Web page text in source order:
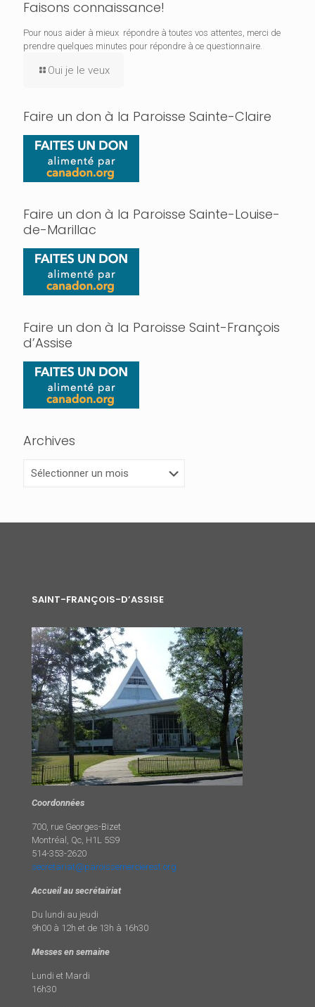
Faisons connaissance!
Pour nous aider à mieux répondre à toutes vos attentes, merci de
prendre quelques minutes pour répondre à ce questionnaire.
Oui je le veux
Faire un don à la Paroisse Sainte-Claire
Faire un don à la Paroisse Sainte-Louise-
de-Marillac
Faire un don à la Paroisse Saint-François
d’Assise
Archives
SAINT-FRANÇOIS-D’ASSISE
Coordonnées
700, rue Georges-Bizet
Montréal, Qc, H1L 5S9
514-353-2620
secretariat@paroissemercierest.org
Accueil au secrétairiat
Du lundi au jeudi
9h00 à 12h et de 13h à 16h30
Messes en semaine
Lundi et Mardi
16h30